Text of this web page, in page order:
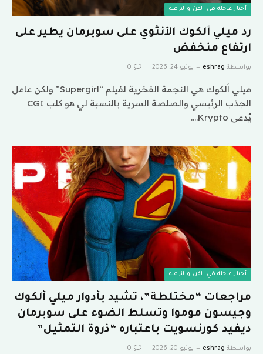
أخبار عاجلة في الفن والترفيه
رد ميلي ألكوك الأنثوي على سوبرمان يطير على
ارتفاع منخفض
بواسطة eshrag يونيو 24, 2026 0
ميلي ألكوك هي النجمة الفخرية لفيلم “Supergirl” ولكن عامل
الجذب الرئيسي والصلصة السرية بالنسبة لي هو كلب CGI
يُدعى Krypto.…
أخبار عاجلة في الفن والترفيه
مراجعات “مختلطة”، تشيد بأدوار ميلي ألكوك
وجيسون موموا وتسلط الضوء على سوبرمان
ديفيد كورنسويت باعتباره “ذروة التمثيل”
بواسطة eshrag يونيو 20, 2026 0